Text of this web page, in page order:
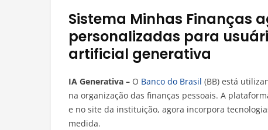
Sistema Minhas Finanças
personalizadas para
artificial generativa
IA Generativa – O Banco do Brasil (BB) está
na organização das finanças pessoais. A
e no site da instituição, agora incorpora
medida.